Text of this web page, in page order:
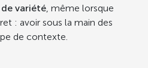
variété, même lorsque
: avoir sous la main des
de contexte.